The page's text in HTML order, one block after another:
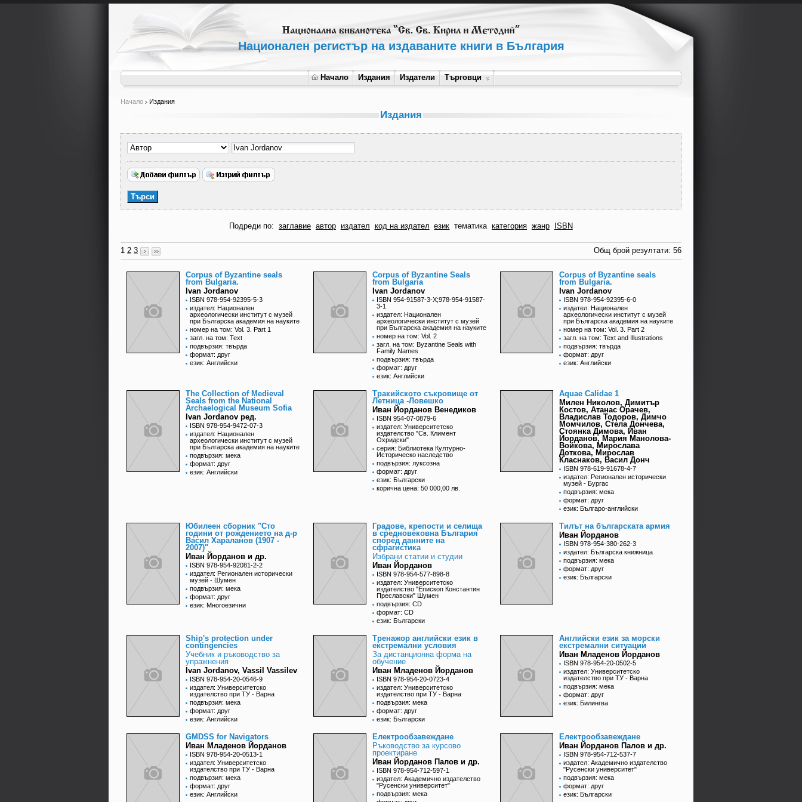
Национален регистър на издаваните книги в България
Начало Издания Издатели Търговци
Начало Издания
Издания
Подреди по: заглавие автор издател код на издател език тематика категория жанр ISBN
1 2 3 Общ брой резултати: 56
Corpus of Byzantine seals
from Bulgaria.
Ivan Jordanov
ISBN 978-954-92395-5-3
издател: Национален
археологически институт с музей
при Българска академия на науките
номер на том: Vol. 3. Part 1
загл. на том: Text
подвързия: твърда
формат: друг
език: Английски
Corpus of Byzantine Seals
from Bulgaria
Ivan Jordanov
ISBN 954-91587-3-X;978-954-91587-
3-1
издател: Национален
археологически институт с музей
при Българска академия на науките
номер на том: Vol. 2
загл. на том: Byzantine Seals with
Family Names
подвързия: твърда
формат: друг
език: Английски
Corpus of Byzantine seals
from Bulgaria.
Ivan Jordanov
ISBN 978-954-92395-6-0
издател: Национален
археологически институт с музей
при Българска академия на науките
номер на том: Vol. 3. Part 2
загл. на том: Text and Illustrations
подвързия: твърда
формат: друг
език: Английски
The Collection of Medieval
Seals from the National
Archaelogical Museum Sofia
Ivan Jordanov ред.
ISBN 978-954-9472-07-3
издател: Национален
археологически институт с музей
при Българска академия на науките
подвързия: мека
формат: друг
език: Английски
Тракийското съкровище от
Летница -Ловешко
Иван Йорданов Венедиков
ISBN 954-07-0879-6
издател: Университетско
издателство "Св. Климент
Охридски"
серия: Библиотека Културно-
Историческо наследство
подвързия: луксозна
формат: друг
език: Български
корична цена: 50 000,00 лв.
Aquae Calidae 1
Милен Николов, Димитър
Костов, Атанас Орачев,
Владислав Тодоров, Димчо
Момчилов, Стела Дончева,
Стоянка Димова, Иван
Йорданов, Мария Манолова-
Войкова, Мирослава
Доткова, Мирослав
Класнаков, Васил Донч
ISBN 978-619-91678-4-7
издател: Регионален исторически
музей - Бургас
подвързия: мека
формат: друг
език: Българо-английски
Юбилеен сборник "Сто
години от рождението на д-р
Васил Хараланов (1907 -
2007)"
Иван Йорданов и др.
ISBN 978-954-92081-2-2
издател: Регионален исторически
музей - Шумен
подвързия: мека
формат: друг
език: Многоезични
Градове, крепости и селища
в средновековна България
според данните на
сфрагистика
Избрани статии и студии
Иван Йорданов
ISBN 978-954-577-898-8
издател: Университетско
издателство "Епископ Константин
Преславски" Шумен
подвързия: CD
формат: CD
език: Български
Тилът на българската армия
Иван Йорданов
ISBN 978-954-380-262-3
издател: Българска книжница
подвързия: мека
формат: друг
език: Български
Ship's protection under
contingencies
Учебник и ръководство за
упражнения
Ivan Jordanov, Vassil Vassilev
ISBN 978-954-20-0546-9
издател: Университетско
издателство при ТУ - Варна
подвързия: мека
формат: друг
език: Английски
Тренажор английски език в
екстремални условия
За дистанционна форма на
обучение
Иван Младенов Йорданов
ISBN 978-954-20-0723-4
издател: Университетско
издателство при ТУ - Варна
подвързия: мека
формат: друг
език: Български
Английски език за морски
екстремални ситуации
Иван Младенов Йорданов
ISBN 978-954-20-0502-5
издател: Университетско
издателство при ТУ - Варна
подвързия: мека
формат: друг
език: Билингва
GMDSS for Navigators
Иван Младенов Йорданов
ISBN 978-954-20-0513-1
издател: Университетско
издателство при ТУ - Варна
подвързия: мека
формат: друг
език: Английски
Електрообзавеждане
Ръководство за курсово
проектиране
Иван Йорданов Палов и др.
ISBN 978-954-712-597-1
издател: Академично издателство
"Русенски университет"
подвързия: мека
Електрообзавеждане
Иван Йорданов Палов и др.
ISBN 978-954-712-537-7
издател: Академично издателство
"Русенски университет"
подвързия: мека
формат: друг
език: Български